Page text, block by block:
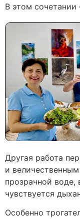
В этом
Другая работа
и
прозрачной воде,
чувствуется
Особенно